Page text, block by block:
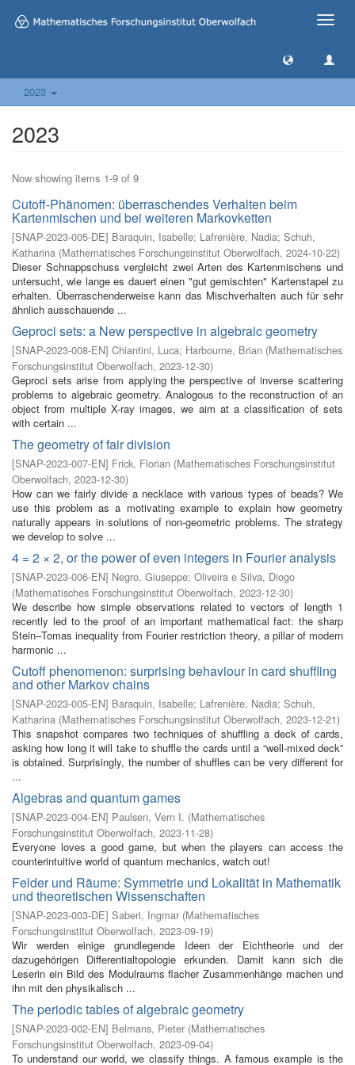
Toggle
2023
2023
Now showing items 1-9 of 9
Cutoff-Phänomen: überraschendes Verhalten beim
Kartenmischen und bei weiteren Markovketten
[SNAP-2023-005-DE] Baraquin, Isabelle; Lafrenière, Nadia; Schuh,
Katharina (Mathematisches Forschungsinstitut Oberwolfach, 2024-10-22)
Dieser Schnappschuss vergleicht zwei Arten des Kartenmischens und
untersucht, wie lange es dauert einen "gut gemischten" Kartenstapel zu
erhalten. Überraschenderweise kann das Mischverhalten auch für sehr
ähnlich ausschauende ...
Geproci sets: a New perspective in algebraic geometry
[SNAP-2023-008-EN] Chiantini, Luca; Harbourne, Brian (Mathematisches
Forschungsinstitut Oberwolfach, 2023-12-30)
Geproci sets arise from applying the perspective of inverse scattering
problems to algebraic geometry. Analogous to the reconstruction of an
object from multiple X-ray images, we aim at a classification of sets
with certain ...
The geometry of fair division
[SNAP-2023-007-EN] Frick, Florian (Mathematisches Forschungsinstitut
Oberwolfach, 2023-12-30)
How can we fairly divide a necklace with various types of beads? We
use this problem as a motivating example to explain how geometry
naturally appears in solutions of non-geometric problems. The strategy
we develop to solve ...
4 = 2 × 2, or the power of even integers in Fourier analysis
[SNAP-2023-006-EN] Negro, Giuseppe; Oliveira e Silva, Diogo
(Mathematisches Forschungsinstitut Oberwolfach, 2023-12-30)
We describe how simple observations related to vectors of length 1
recently led to the proof of an important mathematical fact: the sharp
Stein–Tomas inequality from Fourier restriction theory, a pillar of modern
harmonic ...
Cutoff phenomenon: surprising behaviour in card shuffling
and other Markov chains
[SNAP-2023-005-EN] Baraquin, Isabelle; Lafrenière, Nadia; Schuh,
Katharina (Mathematisches Forschungsinstitut Oberwolfach, 2023-12-21)
This snapshot compares two techniques of shuffling a deck of cards,
asking how long it will take to shuffle the cards until a “well-mixed deck”
is obtained. Surprisingly, the number of shuffles can be very different for
...
Algebras and quantum games
[SNAP-2023-004-EN] Paulsen, Vern I. (Mathematisches
Forschungsinstitut Oberwolfach, 2023-11-28)
Everyone loves a good game, but when the players can access the
counterintuitive world of quantum mechanics, watch out!
Felder und Räume: Symmetrie und Lokalität in Mathematik
und theoretischen Wissenschaften
[SNAP-2023-003-DE] Saberi, Ingmar (Mathematisches
Forschungsinstitut Oberwolfach, 2023-09-19)
Wir werden einige grundlegende Ideen der Eichtheorie und der
dazugehörigen Differentialtopologie erkunden. Damit kann sich die
Leserin ein Bild des Modulraums flacher Zusammenhänge machen und
ihn mit den physikalisch ...
The periodic tables of algebraic geometry
[SNAP-2023-002-EN] Belmans, Pieter (Mathematisches
Forschungsinstitut Oberwolfach, 2023-09-04)
To understand our world, we classify things. A famous example is the